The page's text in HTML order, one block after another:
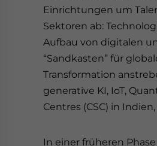
Einrichtungen um
Sektoren ab:
Aufbau von digitalen
“Sandkasten” für
Transformation
generative KI, IoT,
Centres (CSC) in
In einer früheren